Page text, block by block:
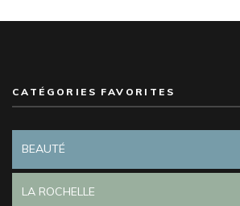
CATÉGORIES FAVORITES
BEAUTÉ
LA ROCHELLE